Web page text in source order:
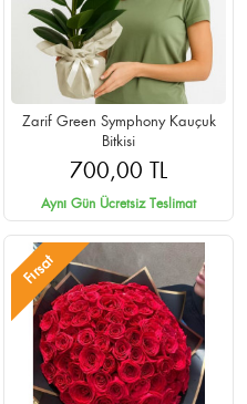
Zarif Green Symphony Kauçuk
Bitkisi
700,00 TL
Aynı Gün Ücretsiz Teslimat
Fırsat